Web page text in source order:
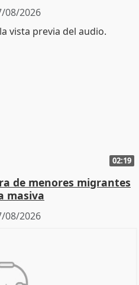
08/2026
02:19
de menores migrantes
masiva
08/2026